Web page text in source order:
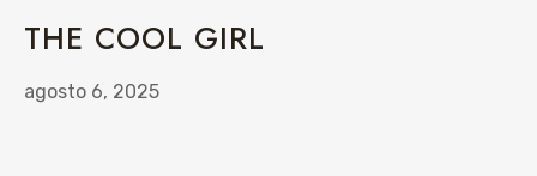
THE COOL GIRL
agosto 6, 2025